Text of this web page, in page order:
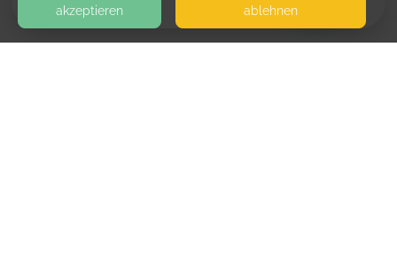
akzeptieren
ablehnen